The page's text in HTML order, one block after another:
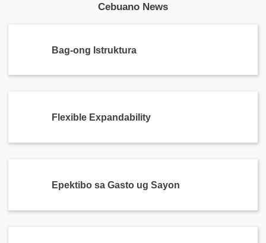
Cebuano News
Bag-ong Istruktura
Flexible Expandability
Epektibo sa Gasto ug Sayon